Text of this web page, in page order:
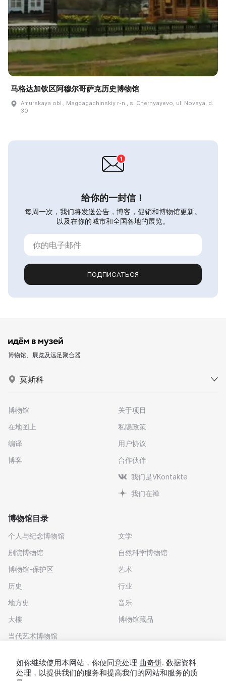
马格达加钦区阿穆尔哥萨克历史博物馆
Amurskaya obl., Magdagachinskiy r-n., s. Chernyayevo, ul. Novaya, d.
30
给你的一封信！
每周一次，我们将发送公告，博客，促销和博物馆更新。
以及在你的城市和全国各地的展览。
ПОДПИСАТЬСЯ
博物馆、展览及远足聚合器
莫斯科
博物馆
在地图上
编译
博客
关于项目
私隐政策
用户协议
合作伙伴
我们是VKontakte
我们在禅
博物馆目录
个人与纪念博物馆
剧院博物馆
博物馆-保护区
历史
地方史
大樓
当代艺术博物馆
文学
自然科学博物馆
艺术
行业
音乐
博物馆藏品
如你继续使用本网站，你便同意处理 曲奇饼. 数据资料
处理，以提供我们的服务和提高我们的网站和服务的质